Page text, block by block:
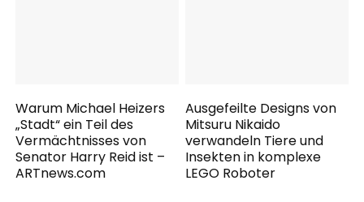
Warum Michael Heizers
„Stadt“ ein Teil des
Vermächtnisses von
Senator Harry Reid ist –
ARTnews.com
Ausgefeilte Designs von
Mitsuru Nikaido
verwandeln Tiere und
Insekten in komplexe
LEGO Roboter